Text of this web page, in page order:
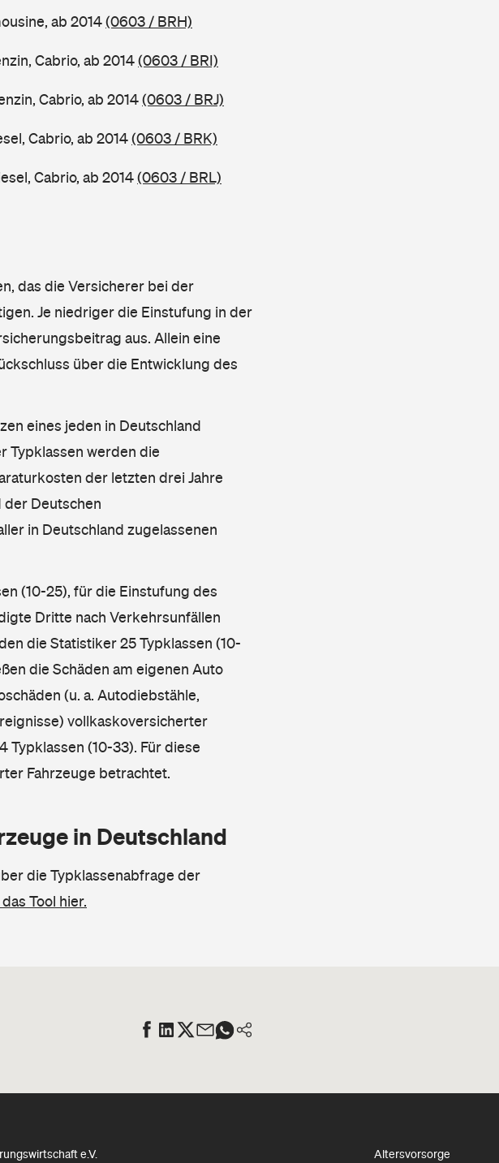
ab 2014(0603 / BRH)
Cabrio, ab 2014(0603 / BRI)
Cabrio, ab 2014(0603 / BRJ)
Cabrio, ab 2014(0603 / BRK)
Cabrio, ab 2014(0603 / BRL)
das die Versicherer bei der
Je niedriger die Einstufung in der
aus. Allein eine
über die Entwicklung des
eines jeden in Deutschland
Typklassen werden die
der letzten drei Jahre
der Deutschen
in Deutschland zugelassenen
(10-25), für die Einstufung des
Dritte nach Verkehrsunfällen
die Statistiker 25 Typklassen (10-
die Schäden am eigenen Auto
(u. a. Autodiebstähle,
vollkaskoversicherter
Typklassen (10-33). Für diese
Fahrzeuge betrachtet.
in Deutschland
die Typklassenabfrage der
Tool hier.
e.V. Altersvorsorge